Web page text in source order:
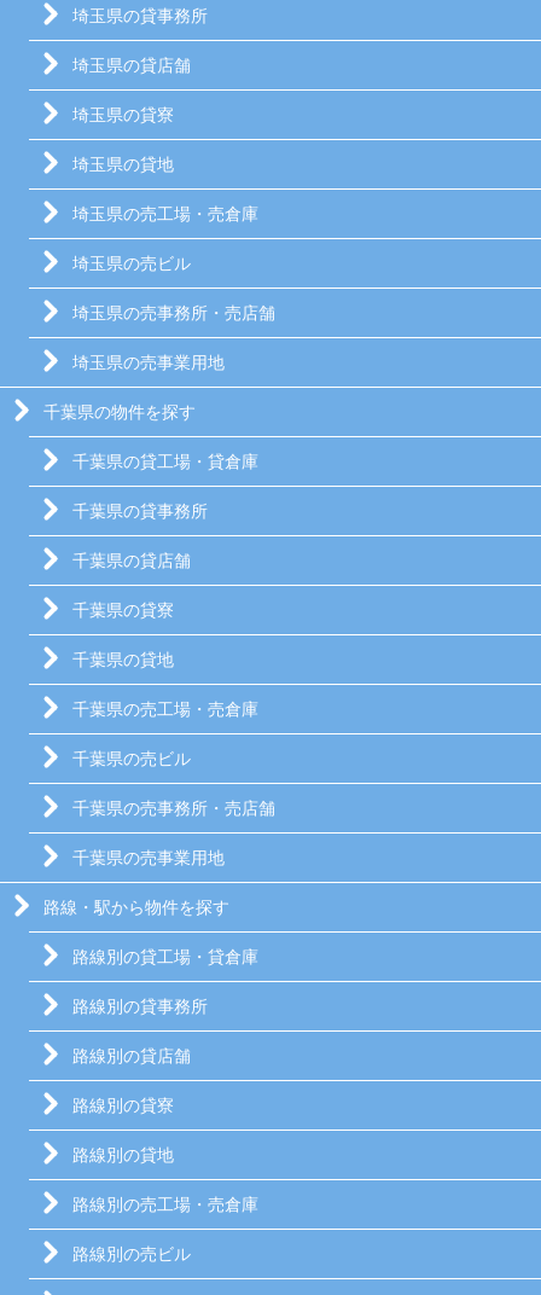
埼玉県の貸事務所
埼玉県の貸店舗
埼玉県の貸寮
埼玉県の貸地
埼玉県の売工場・売倉庫
埼玉県の売ビル
埼玉県の売事務所・売店舗
埼玉県の売事業用地
千葉県の物件を探す
千葉県の貸工場・貸倉庫
千葉県の貸事務所
千葉県の貸店舗
千葉県の貸寮
千葉県の貸地
千葉県の売工場・売倉庫
千葉県の売ビル
千葉県の売事務所・売店舗
千葉県の売事業用地
路線・駅から物件を探す
路線別の貸工場・貸倉庫
路線別の貸事務所
路線別の貸店舗
路線別の貸寮
路線別の貸地
路線別の売工場・売倉庫
路線別の売ビル